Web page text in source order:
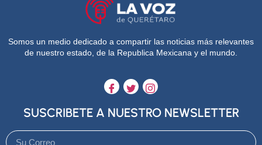
Somos un medio dedicado a compartir las noticias más relevantes
de nuestro estado, de la Republica Mexicana y el mundo.
SUSCRIBETE A NUESTRO NEWSLETTER